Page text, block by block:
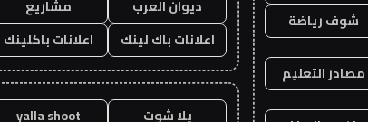
شوف رياضة
مصادر التعليم
ديوان العرب
مشاريع
اعلانات باك لينك
اعلانات باكلينك
يلا شوت yalla shoot